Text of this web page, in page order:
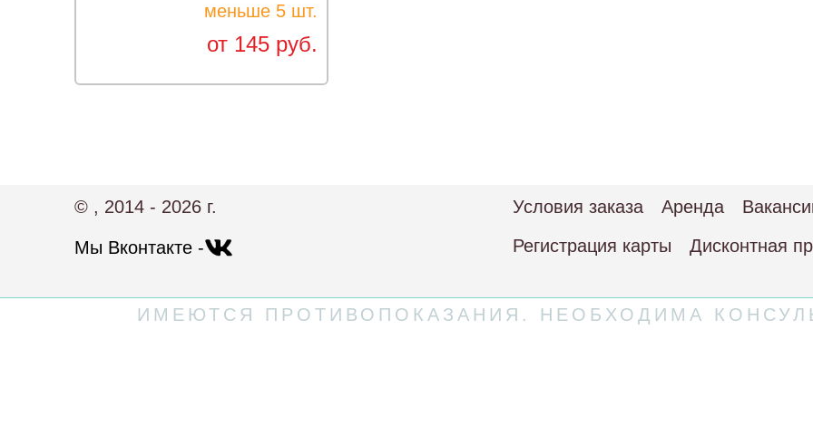
меньше 5 шт.
от 145 руб.
© , 2014 - 2026 г.
Мы Вконтакте -
Условия заказа Аренда
Регистрация карты
Дисконтная
ИМЕЮТСЯ ПРОТИВОПОКАЗАНИЯ. НЕОБХОДИМА